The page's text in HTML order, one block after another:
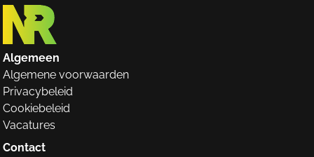
Algemeen
Algemene voorwaarden
Privacybeleid
Cookiebeleid
Vacatures
Contact